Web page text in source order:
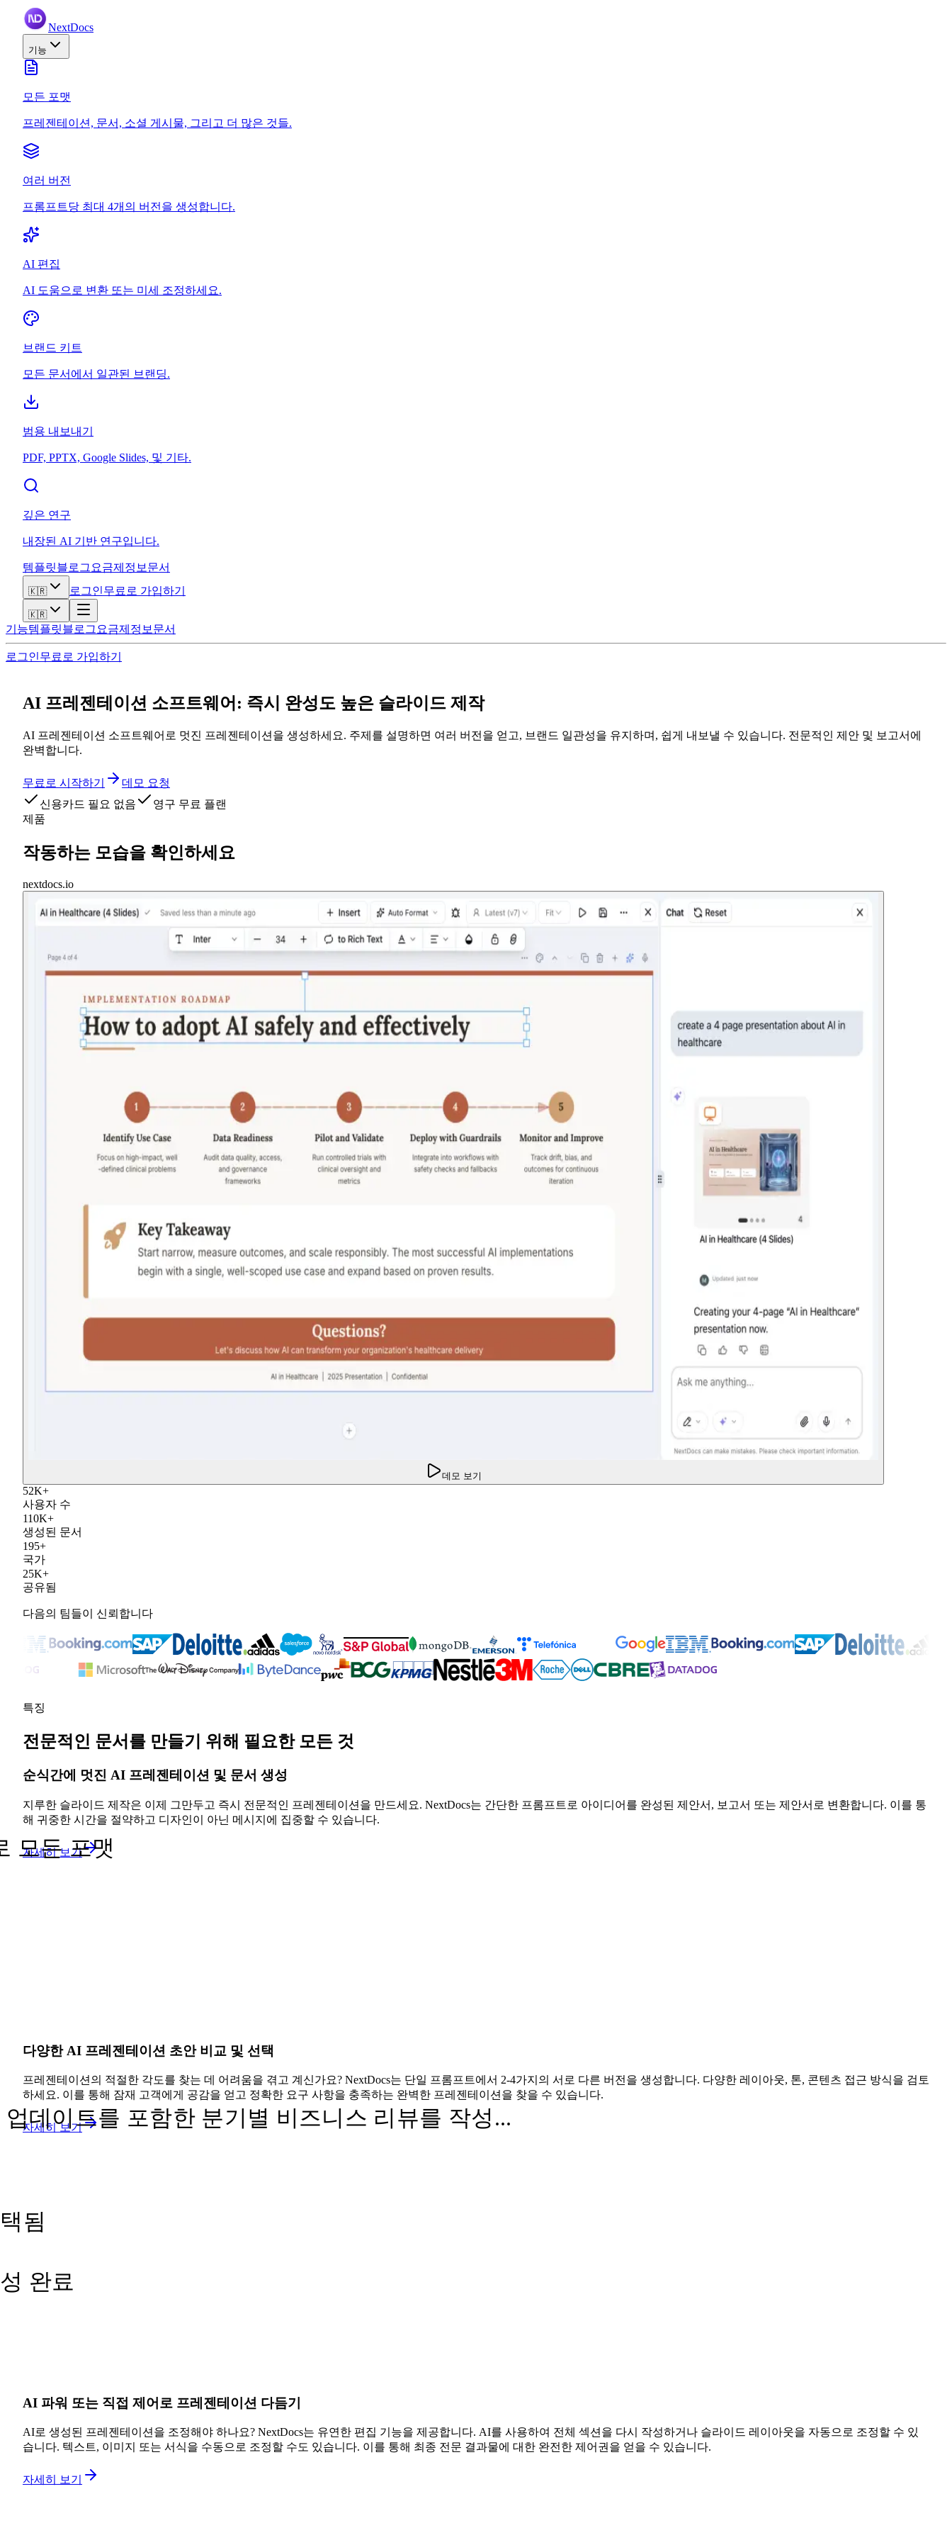
NextDocs
기능
모든 포맷
프레젠테이션, 문서, 소셜 게시물, 그리고 더 많은 것들.
여러 버전
프롬프트당 최대 4개의 버전을 생성합니다.
AI 편집
AI 도움으로 변환 또는 미세 조정하세요.
브랜드 키트
모든 문서에서 일관된 브랜딩.
범용 내보내기
PDF, PPTX, Google Slides, 및 기타.
깊은 연구
내장된 AI 기반 연구입니다.
템플릿블로그 요금제 정보 문서
🇰🇷 로그인무료로 가입하기
🇰🇷
기능템플릿블로그 요금제 정보 문서
로그인무료로 가입하기
AI 프레젠테이션 소프트웨어: 즉시 완성도 높은 슬라이드 제작
AI 프레젠테이션 소프트웨어로 멋진 프레젠테이션을 생성하세요. 주제를 설명하면 여러 버전을 얻고, 브랜드 일관성을 유지하며, 쉽게 내보낼 수 있습니다. 전문적인 제안 및 보고서에
완벽합니다.
무료로 시작하기
데모 요청
신용카드 필요 없음
영구 무료 플랜
제품
작동하는 모습을 확인하세요
nextdocs.io
데모 보기
52K+
사용자 수
110K+
생성된 문서
195+
국가
25K+
공유됨
다음의 팀들이 신뢰합니다
특징
전문적인 문서를 만들기 위해 필요한 모든 것
순식간에 멋진 AI 프레젠테이션 및 문서 생성
지루한 슬라이드 제작은 이제 그만두고 즉시 전문적인 프레젠테이션을 만드세요. NextDocs는 간단한 프롬프트로 아이디어를 완성된 제안서, 보고서 또는 제안서로 변환합니다. 이를 통
해 귀중한 시간을 절약하고 디자인이 아닌 메시지에 집중할 수 있습니다.
자세히 보기
모든 포맷
다양한 AI 프레젠테이션 초안 비교 및 선택
프레젠테이션의 적절한 각도를 찾는 데 어려움을 겪고 계신가요? NextDocs는 단일 프롬프트에서 2-4가지의 서로 다른 버전을 생성합니다. 다양한 레이아웃, 톤, 콘텐츠 접근 방식을 검토
하세요. 이를 통해 잠재 고객에게 공감을 얻고 정확한 요구 사항을 충족하는 완벽한 프레젠테이션을 찾을 수 있습니다.
자세히 보기
데이트를 포함한 분기별 비즈니스 리뷰를 작성...
됨
완료
AI 파워 또는 직접 제어로 프레젠테이션 다듬기
AI로 생성된 프레젠테이션을 조정해야 하나요? NextDocs는 유연한 편집 기능을 제공합니다. AI를 사용하여 전체 섹션을 다시 작성하거나 슬라이드 레이아웃을 자동으로 조정할 수 있
습니다. 텍스트, 이미지 또는 서식을 수동으로 조정할 수도 있습니다. 이를 통해 최종 전문 결과물에 대한 완전한 제어권을 얻을 수 있습니다.
자세히 보기